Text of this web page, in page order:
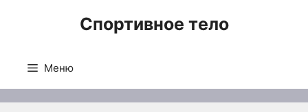
Спортивное тело
Меню